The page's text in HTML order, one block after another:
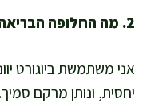
2. מה החלופה הבריאה למיונז, ועדיין לקבל טעם קרמי?